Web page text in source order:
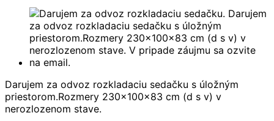
Darujem za odvoz rozkladaciu sedačku s úložným
priestorom.Rozmery 230x100x83 cm (d s v) v
nerozlozenom stave.